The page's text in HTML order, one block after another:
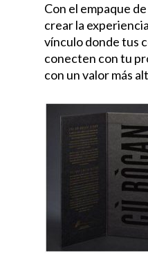
Con el empaque
crear la
vínculo donde tus
conecten con tu
con un valor más